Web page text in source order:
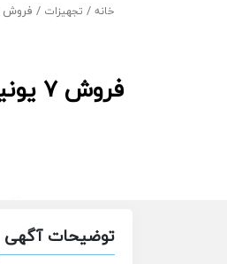
خانه / تجهیزات / فروش ۷ یونیت دندانپزشکی به صورت یکجا
فروش ۷ یونیت دندانپزشکی به صورت یکجا
توضیحات آگهی